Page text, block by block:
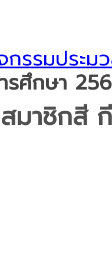
กรรมประม
ศึกษา
สมาชิกสี